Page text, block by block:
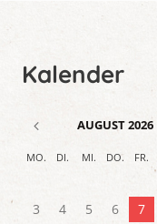
Kalender
AUGUST2026
MO. DI. MI. DO. FR.
3
4 5 6 7